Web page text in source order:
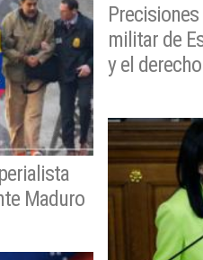
Maduro
militar de
y el